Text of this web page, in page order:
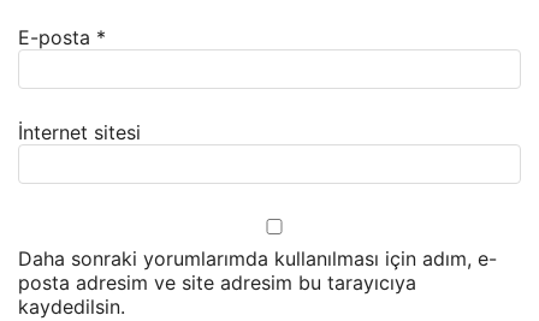
E-posta *
İnternet sitesi
Daha sonraki yorumlarımda kullanılması için adım, e-
posta adresim ve site adresim bu tarayıcıya
kaydedilsin.